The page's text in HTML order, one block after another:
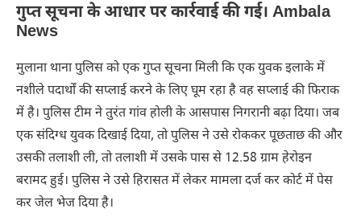
गुप्त सूचना के आधार पर कार्रवाई की गई। Ambala
News
मुलाना थाना पुलिस को एक गुप्त सूचना मिली कि एक युवक इलाके में
नशीले पदार्थों की सप्लाई करने के लिए घूम रहा है वह सप्लाई की फिराक
में है। पुलिस टीम ने तुरंत गांव होली के आसपास निगरानी बढ़ा दिया। जब
एक संदिग्ध युवक दिखाई दिया, तो पुलिस ने उसे रोककर पूछताछ की और
उसकी तलाशी ली, तो तलाशी में उसके पास से 12.58 ग्राम हेरोइन
बरामद हुई। पुलिस ने उसे हिरासत में लेकर मामला दर्ज कर कोर्ट में पेस
कर जेल भेज दिया है।